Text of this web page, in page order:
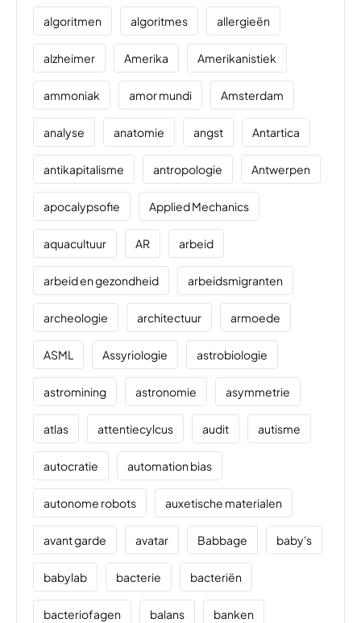
algoritmen algoritmes allergieën
alzheimer Amerika Amerikanistiek
ammoniak amor mundi Amsterdam
analyse anatomie angst Antartica
antikapitalisme antropologie Antwerpen
apocalypsofie Applied Mechanics
aquacultuur AR arbeid
arbeid en gezondheid arbeidsmigranten
archeologie architectuur armoede
ASML Assyriologie astrobiologie
astromining astronomie asymmetrie
atlas attentiecylcus audit autisme
autocratie automation bias
autonome robots auxetische materialen
avant garde avatar Babbage baby's
babylab bacterie bacteriën
bacteriofagen balans banken